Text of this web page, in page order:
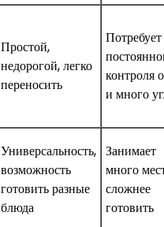
Простой,
недорогой, легко
переносить
Потребует
контроля
и много
Универсальность,
возможность
готовить разные
блюда
Занимает
много
сложнее
готовить